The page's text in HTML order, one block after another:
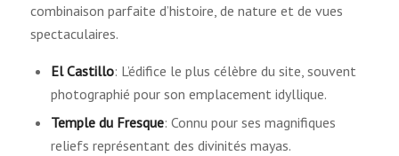
combinaison parfaite d’histoire, de nature et de vues
spectaculaires.
El Castillo: L’édifice le plus célèbre du site, souvent
photographié pour son emplacement idyllique.
Temple du Fresque: Connu pour ses magnifiques
reliefs représentant des divinités mayas.